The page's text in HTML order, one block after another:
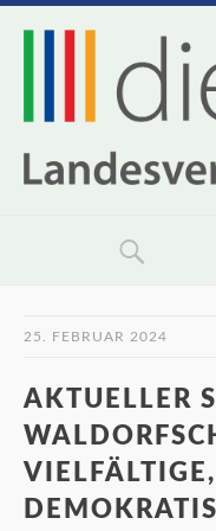
25. FEBRUAR 2024
AKTUELLER